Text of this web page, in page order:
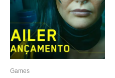
Games